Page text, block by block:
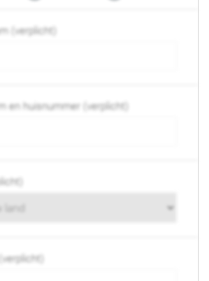
(verplicht)
en huisnummer (verplicht)